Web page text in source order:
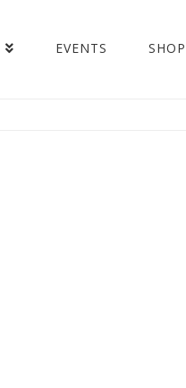
EVENTS SHOP